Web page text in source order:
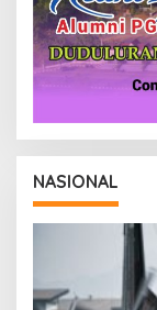
NASIONAL